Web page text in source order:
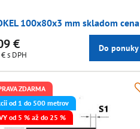
100x80x3 mm skladom cena
€
€s DPH
Do ponuky
ZDARMA
od 1 do 500 metrov
od 5 % až do 25 %